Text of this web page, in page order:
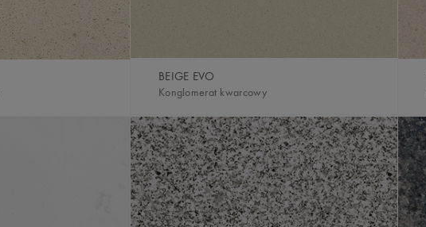
BEIGE EVO
Konglomerat kwarcowy